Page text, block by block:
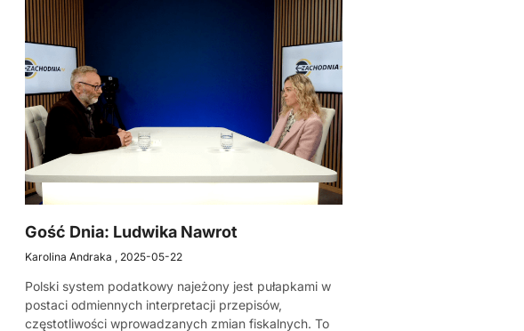
Gość Dnia: Ludwika Nawrot
Karolina Andraka 2025-05-22
Polski system podatkowy najeżony jest pułapkami w
postaci odmiennych interpretacji przepisów,
częstotliwości wprowadzanych zmian fiskalnych. To